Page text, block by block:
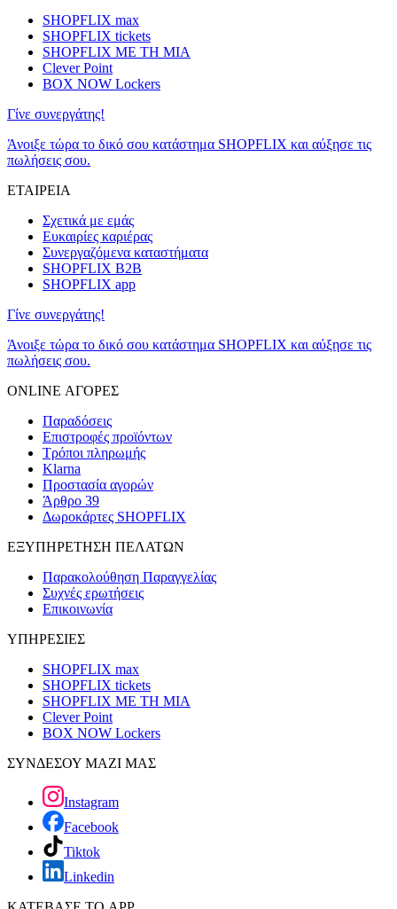
SHOPFLIX max
SHOPFLIX tickets
SHOPFLIX ΜΕ ΤΗ ΜΙΑ
Clever Point
BOX NOW Lockers
Γίνε συνεργάτης!
Άνοιξε τώρα το δικό σου κατάστημα SHOPFLIX και αύξησε τις
πωλήσεις σου.
ΕΤΑΙΡΕΙΑ
Σχετικά με εμάς
Ευκαιρίες καριέρας
Συνεργαζόμενα καταστήματα
SHOPFLIX B2B
SHOPFLIX app
Γίνε συνεργάτης!
Άνοιξε τώρα το δικό σου κατάστημα SHOPFLIX και αύξησε τις
πωλήσεις σου.
ONLINE ΑΓΟΡΕΣ
Παραδόσεις
Επιστροφές προϊόντων
Τρόποι πληρωμής
Klarna
Προστασία αγορών
Άρθρο 39
Δωροκάρτες SHOPFLIX
ΕΞΥΠΗΡΕΤΗΣΗ ΠΕΛΑΤΩΝ
Παρακολούθηση Παραγγελίας
Συχνές ερωτήσεις
Επικοινωνία
ΥΠΗΡΕΣΙΕΣ
SHOPFLIX max
SHOPFLIX tickets
SHOPFLIX ΜΕ ΤΗ ΜΙΑ
Clever Point
BOX NOW Lockers
ΣΥΝΔΕΣΟΥ ΜΑΖΙ ΜΑΣ
Instagram
Facebook
Tiktok
Linkedin